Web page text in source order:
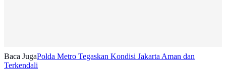
Baca JugaPolda Metro Tegaskan Kondisi Jakarta Aman dan
Terkendali